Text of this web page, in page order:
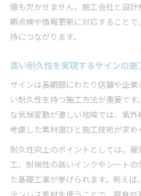
備も欠かせません。施工会社と設
期点検や情報更新に対応すること
持につながります。
高い耐久性を実現するサインの施
サインは長期間にわたり店舗や企
い耐久性を持つ施工方法が重要です
な気候変動が激しい地域では、紫
考慮した素材選びと施工技術が求め
耐久性向上のポイントとしては、
工、耐候性の高いインクやシート
た基礎工事が挙げられます。例えば